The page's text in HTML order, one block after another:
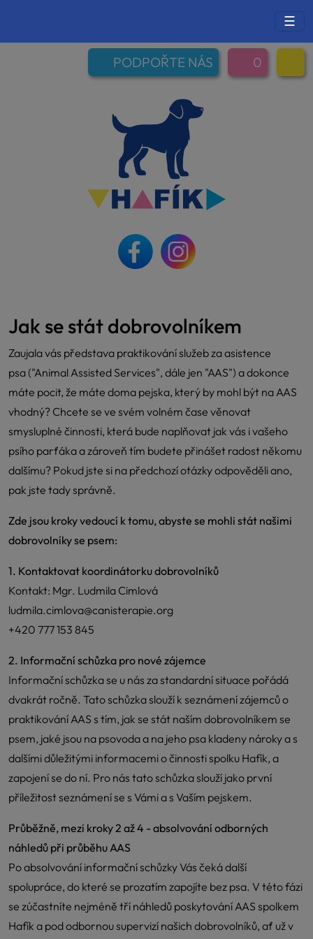
☰
PODPOŘTE NÁS 0
Jak se stát dobrovolníkem
Zaujala vás představa praktikování služeb za asistence
psa ("Animal Assisted Services", dále jen "AAS") a dokonce
máte pocit, že máte doma pejska, který by mohl být na AAS
vhodný? Chcete se ve svém volném čase věnovat
smysluplné činnosti, která bude naplňovat jak vás i vašeho
psího parťáka a zároveň tím budete přinášet radost někomu
dalšímu? Pokud jste si na předchozí otázky odpověděli ano,
pak jste tady správně.
Zde jsou kroky vedoucí k tomu, abyste se mohli stát našimi
dobrovolníky se psem:
1. Kontaktovat koordinátorku dobrovolníků
Kontakt: Mgr. Ludmila Cimlová
ludmila.cimlova@canisterapie.org
+420 777 153 845
2. Informační schůzka pro nové zájemce
Informační schůzka se u nás za standardní situace pořádá
dvakrát ročně. Tato schůzka slouží k seznámení zájemců o
praktikování AAS s tím, jak se stát naším dobrovolníkem se
psem, jaké jsou na psovoda a na jeho psa kladeny nároky a s
dalšími důležitými informacemi o činnosti spolku Hafík, a
zapojení se do ní. Pro nás tato schůzka slouží jako první
příležitost seznámení se s Vámi a s Vaším pejskem.
Průběžně, mezi kroky 2 až 4 - absolvování odborných
náhledů při průběhu AAS
Po absolvování informační schůzky Vás čeká další
spolupráce, do které se prozatím zapojíte bez psa. V této fázi
se zúčastníte nejméně tří náhledů poskytování AAS spolkem
Hafík a pod odbornou supervizí našich dobrovolníků, ať už v